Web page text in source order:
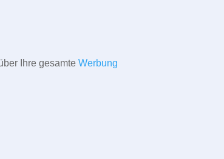
Ihre gesamteWerbung